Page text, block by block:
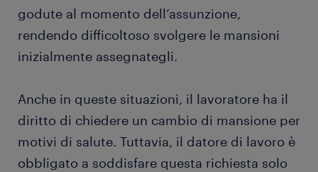
godute al momento dell’assunzione,
rendendo difficoltoso svolgere le mansioni
inizialmente assegnategli.
Anche in queste situazioni, il lavoratore ha il
diritto di chiedere un cambio di mansione per
motivi di salute. Tuttavia, il datore di lavoro è
obbligato a soddisfare questa richiesta solo